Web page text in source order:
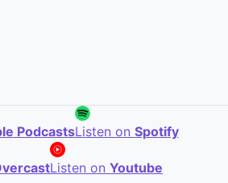
PodcastsListen on Spotify
Listen on Youtube